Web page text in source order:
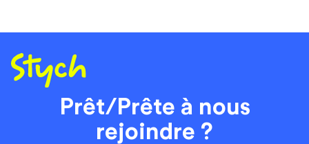
Prêt/Prête à nous
rejoindre ?